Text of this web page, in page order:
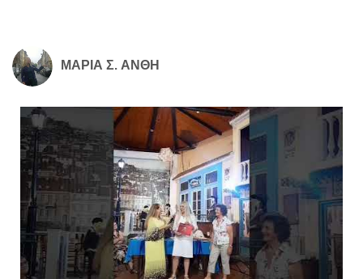
ΜΑΡΙΑ Σ. ΑΝΘΗ